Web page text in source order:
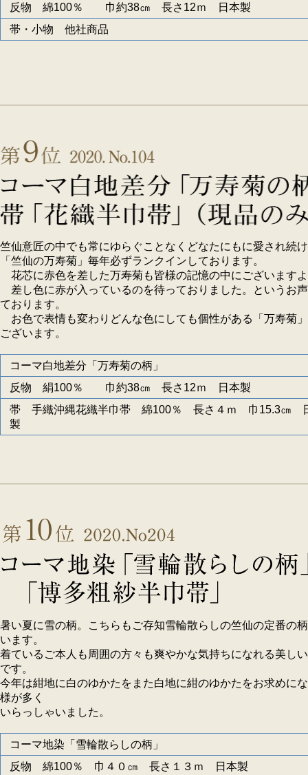
反物 綿100％ 巾約38㎝ 長さ12ｍ 日本製
帯・小物 他社商品
竺仙意匠の中でも常にゆらぐことなくどなたにもに愛され続
「竺仙の万寿菊」毎年必ずランクインしております。
花芯に赤色を差した万寿菊も皆様の記憶の中にございます
差し色に赤が入っているのを待っておりました。というお
ております。
お色で表情も変わりどんな色にしても個性がある「万寿菊
ございます。
コーマ白地差分「万寿菊の柄」
反物 絹100％ 巾約38㎝ 長さ12ｍ 日本製
帯 手織沖縄花織半巾帯 綿100％ 長さ４ｍ 巾15.3㎝
製
暑い夏に雪の柄。こちらもご存知雪輪散らしの竺仙の定番の
います。
着ているご本人も周囲の方々も爽やかな気持ちになれる美し
です。
今年は紺地に白のゆかたをまた白地に紺のゆかたをお求めに
様が多く
いらっしゃいました。
コーマ地染「雪輪散らしの柄」
反物 綿100％ 巾４０㎝ 長さ１３ｍ 日本製